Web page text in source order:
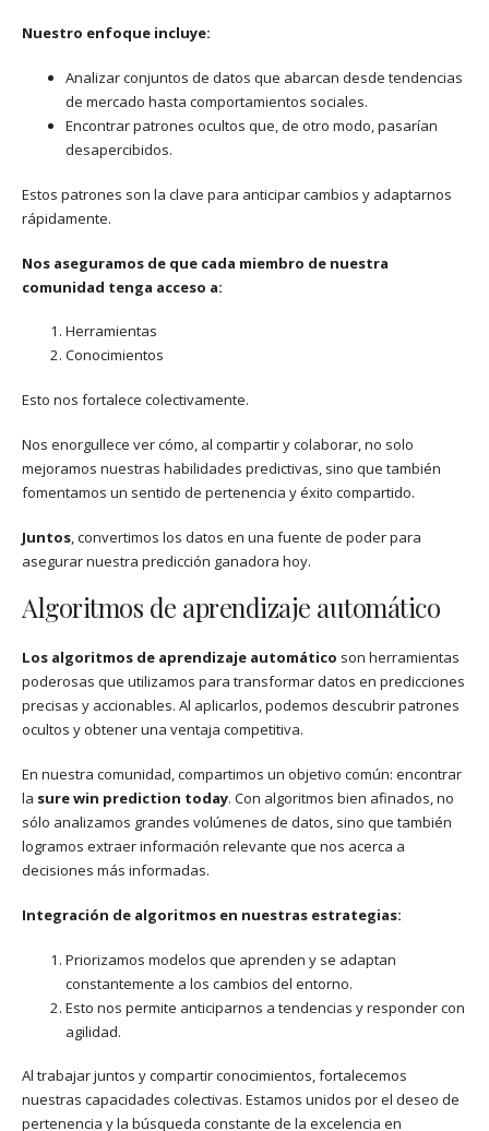
Nuestro enfoque incluye:
Analizar conjuntos de datos que abarcan desde tendencias
de mercado hasta comportamientos sociales.
Encontrar patrones ocultos que, de otro modo, pasarían
desapercibidos.
Estos patrones son la clave para anticipar cambios y adaptarnos
rápidamente.
Nos aseguramos de que cada miembro de nuestra
comunidad tenga acceso a:
Herramientas
Conocimientos
Esto nos fortalece colectivamente.
Nos enorgullece ver cómo, al compartir y colaborar, no solo
mejoramos nuestras habilidades predictivas, sino que también
fomentamos un sentido de pertenencia y éxito compartido.
Juntos , convertimos los datos en una fuente de poder para
asegurar nuestra predicción ganadora hoy.
Algoritmos de aprendizaje automático
Los algoritmos de aprendizaje automático son herramientas
poderosas que utilizamos para transformar datos en predicciones
precisas y accionables. Al aplicarlos, podemos descubrir patrones
ocultos y obtener una ventaja competitiva.
En nuestra comunidad, compartimos un objetivo común: encontrar
la sure win prediction today. Con algoritmos bien afinados, no
sólo analizamos grandes volúmenes de datos, sino que también
logramos extraer información relevante que nos acerca a
decisiones más informadas.
Integración de algoritmos en nuestras estrategias:
Priorizamos modelos que aprenden y se adaptan
constantemente a los cambios del entorno.
Esto nos permite anticiparnos a tendencias y responder con
agilidad.
Al trabajar juntos y compartir conocimientos, fortalecemos
nuestras capacidades colectivas. Estamos unidos por el deseo de
pertenencia y la búsqueda constante de la excelencia en